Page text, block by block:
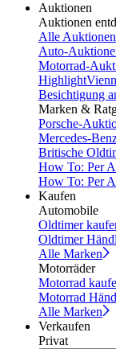
Auktionen
Auktionen
Alle Auktionen
Auto-
Motorrad-
Highlight
Besichtigung
Marken &
Porsche-
Mercedes-
Britische
How To: Per
How To: Per
Kaufen
Automobile
Oldtimer
Oldtimer
Alle Marken
Motorräder
Motorrad
Motorrad
Alle Marken
Verkaufen
Privat